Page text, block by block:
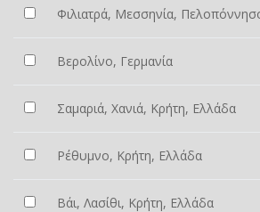
Φιλιατρά, Μεσσηνία,
Βερολίνο, Γερμανία
Σαμαριά, Χανιά, Κρήτη, Ελλάδα
Ρέθυμνο, Κρήτη, Ελλάδα
Βάι, Λασίθι, Κρήτη, Ελλάδα